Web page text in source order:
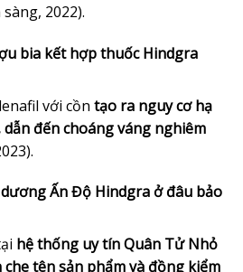
2022).
bia kết hợp thuốc Hindgra
với cồn tạo ra nguy cơ hạ
đến choáng váng nghiêm
Ấn Độ Hindgra ở đâu bảo
hệ thống uy tín Quân Tử Nhỏ
tên sản phẩm và đồng kiểm